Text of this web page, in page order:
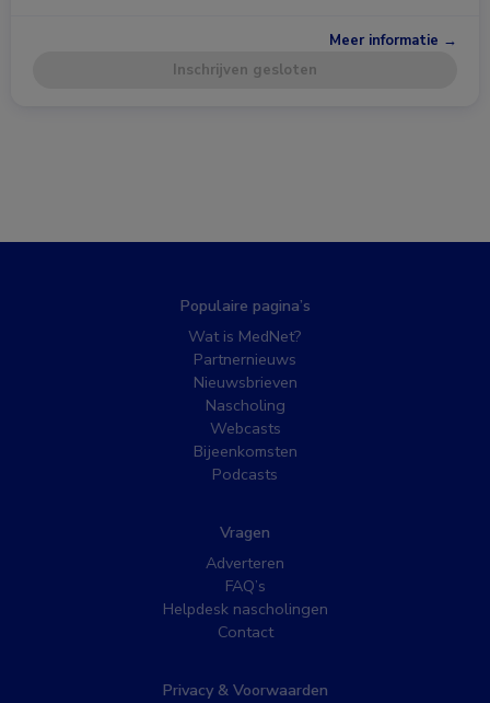
Meer informatie →
Inschrijven gesloten
Populaire pagina’s
Wat is MedNet?
Partnernieuws
Nieuwsbrieven
Nascholing
Webcasts
Bijeenkomsten
Podcasts
Vragen
Adverteren
FAQ’s
Helpdesk nascholingen
Contact
Privacy & Voorwaarden